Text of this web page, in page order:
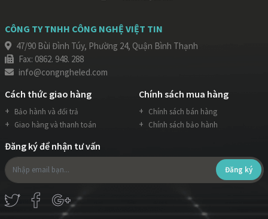
CÔNG TY TNHH CÔNG NGHỆ VIỆT TIN
47/90 Bùi Đình Túy, Phường 24, Quận Bình Thạnh
Fax: 0862. 948. 288
info@congngheled.com
Cách thức giao hàng
Bảo hành và đổi trả
Giao hàng và thanh toán
Chính sách mua hàng
Chính sách bán hàng
Chính sách bảo hành
Đăng ký để nhận tư vấn
Đăng ký